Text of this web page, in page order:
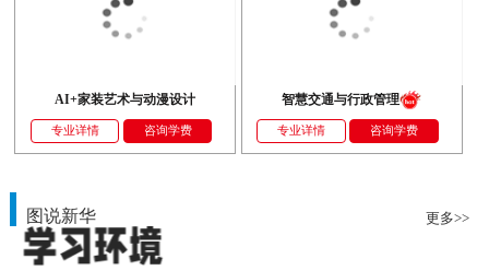
AI+家装艺术与动漫设计
专业详情 咨询学费
智慧交通与行政管理
专业详情 咨询学费
图说新华 更多>>